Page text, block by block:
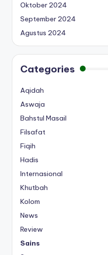
Oktober 2024
September 2024
Agustus 2024
Categories
Aqidah
Aswaja
Bahstul Masail
Filsafat
Fiqih
Hadis
Internasional
Khutbah
Kolom
News
Review
Sains